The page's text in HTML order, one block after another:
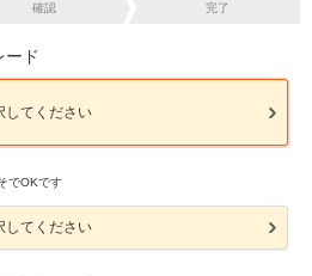
確認 完了
ード
してください
でOKです
してください